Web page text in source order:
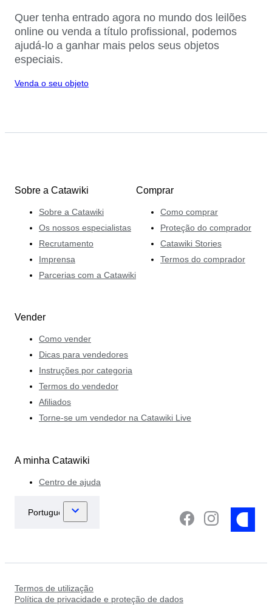
Quer tenha entrado agora no mundo dos leilões
online ou venda a título profissional, podemos
ajudá-lo a ganhar mais pelos seus objetos
especiais.
Venda o seu objeto
Sobre a Catawiki
Sobre a Catawiki
Os nossos especialistas
Recrutamento
Imprensa
Parcerias com a Catawiki
Comprar
Como comprar
Proteção do comprador
Catawiki Stories
Termos do comprador
Vender
Como vender
Dicas para vendedores
Instruções por categoria
Termos do vendedor
Afiliados
Torne-se um vendedor na Catawiki Live
A minha Catawiki
Centro de ajuda
Termos de utilização
Política de privacidade e proteção de dados